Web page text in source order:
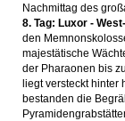
Nachmittag des
8. Tag: Luxor -
den
majestätische
der Pharaonen bis
liegt versteckt
bestanden die